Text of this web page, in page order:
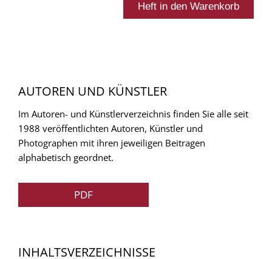
AUTOREN UND KÜNSTLER
Im Autoren- und Künstlerverzeichnis finden Sie alle seit
1988 veröffentlichten Autoren, Künstler und
Photographen mit ihren jeweiligen Beitragen
alphabetisch geordnet.
PDF
INHALTSVERZEICHNISSE